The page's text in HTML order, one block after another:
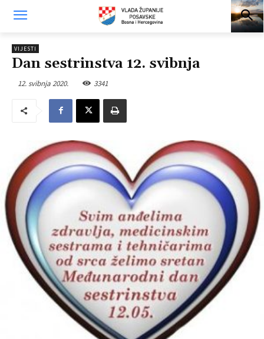
VIJESTI
Dan sestrinstva 12. svibnja
12. svibnja 2020. 3341